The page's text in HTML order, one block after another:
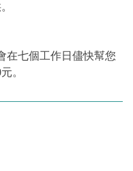
在七個工作日儘快幫您
。